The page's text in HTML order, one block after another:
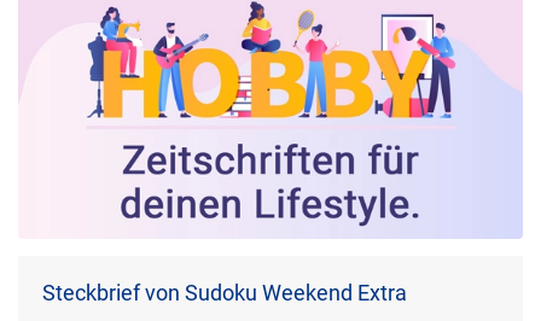
Steckbrief von Sudoku Weekend Extra